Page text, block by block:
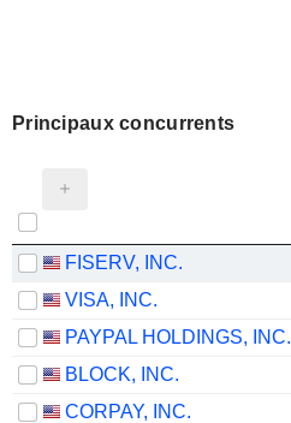
Principaux concurrents
FISERV, INC.
VISA, INC.
PAYPAL HOLDINGS, INC.
BLOCK, INC.
CORPAY, INC.